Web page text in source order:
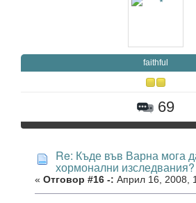
faithful
69
Re: Къде във Варна мога
хормонални изследвания?
« Отговор #16 -: Април 16, 2008,